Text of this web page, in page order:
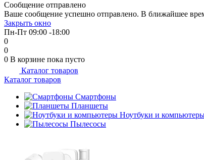
Сообщение отправлено
Ваше сообщение успешно отправлено. В ближайшее
Закрыть окно
Пн-Пт 09:00 -18:00
0
0
0 В корзине пока пусто
Каталог товаров
Каталог товаров
Смартфоны
Планшеты
Ноутбуки и
Пылесосы